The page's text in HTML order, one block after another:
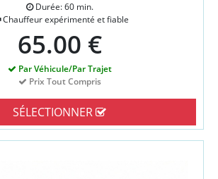
Durée: 60 min.
Chauffeur expérimenté et fiable
65.00 €
Par Véhicule/Par Trajet
Prix Tout Compris
SÉLECTIONNER